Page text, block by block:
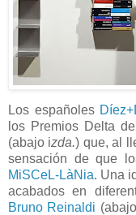
Los españoles
los Premios Delta
(abajo izda.) que, al
sensación de que
MiSCeL-LàNia. Una
acabados en
Bruno Reinaldi